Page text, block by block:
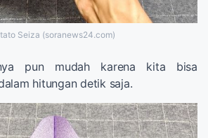
Seiza (soranews24.com)
pun mudah karena kita bisa
hitungan detik saja.